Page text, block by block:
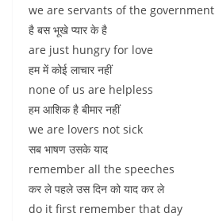
we are servants of the government
है बस भूखे प्यार के है
are just hungry for love
हम में कोई लाचार नहीं
none of us are helpless
हम आशिक है बीमार नहीं
we are lovers not sick
सब भाषण उसके याद
remember all the speeches
कर ले पहले उस दिन को याद कर ले
do it first remember that day